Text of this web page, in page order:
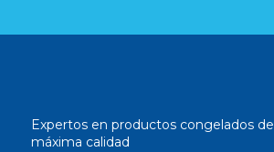
Expertos en productos congelados de
máxima calidad